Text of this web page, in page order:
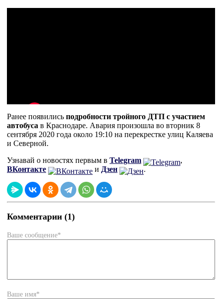
Ранее появились подробности тройного ДТП с участием
автобуса в Краснодаре. Авария произошла во вторник 8
сентября 2020 года около 19:10 на перекрестке улиц Каляева
и Северной.
Узнавай о новостях первым в Telegram
,
ВКонтакте
и Дзен .
Комментарии (1)
Ваше сообщение*
Ваше имя*